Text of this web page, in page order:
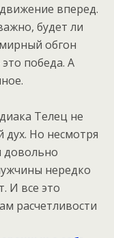
вперед.
будет ли
обгон
победа. А
Телец не
дух. Но несмотря
довольно
нередко
И все это
расчетливости